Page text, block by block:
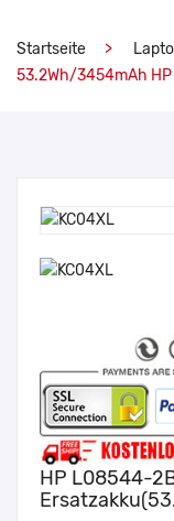
Startseite
53.2Wh/3454mAh
HP L08544-